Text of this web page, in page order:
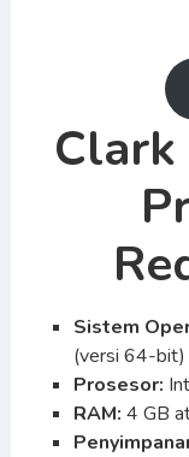
Sistem
(versi 64-bit)
Prosesor:
RAM: 4 GB